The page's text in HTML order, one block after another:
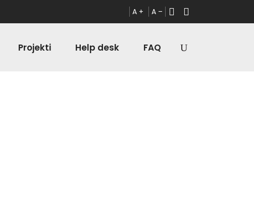
A + A –
Projekti Help desk FAQ